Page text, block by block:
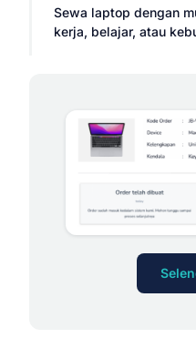
Sewa laptop dengan
kerja, belajar, atau